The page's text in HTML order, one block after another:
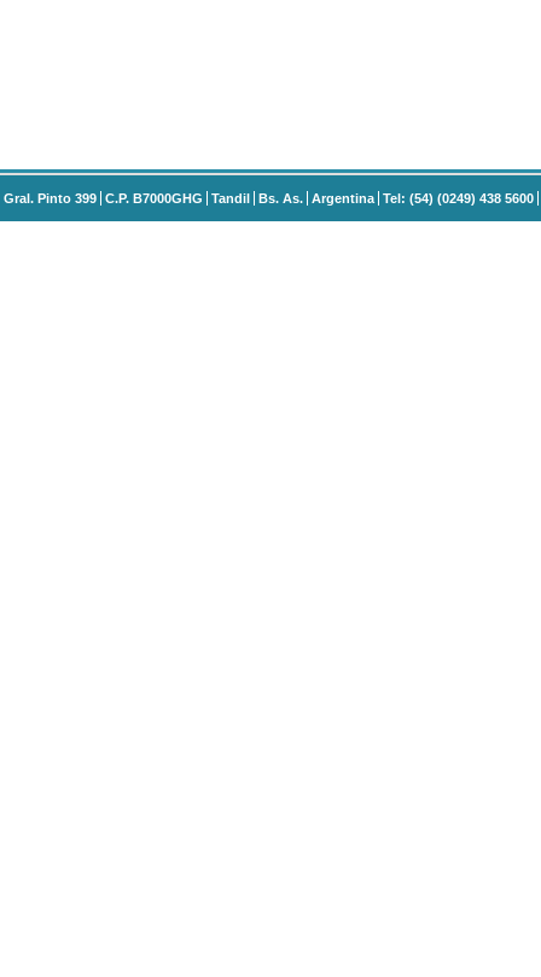
Gral. Pinto 399 C.P. B7000GHG Tandil Bs. As. Argentina Tel: (54) (0249) 438 5600